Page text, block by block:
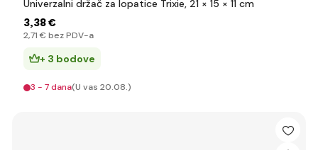
Univerzalni držač za lopatice Trixie, 21 × 15 × 11 cm
3,38 €
2,71 € bez PDV-a
+ 3 bodove
3 - 7 dana(U vas 20.08.)